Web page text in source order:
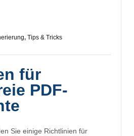
, Tips & Tricks
für
PDF-
Sie einige Richtlinien für